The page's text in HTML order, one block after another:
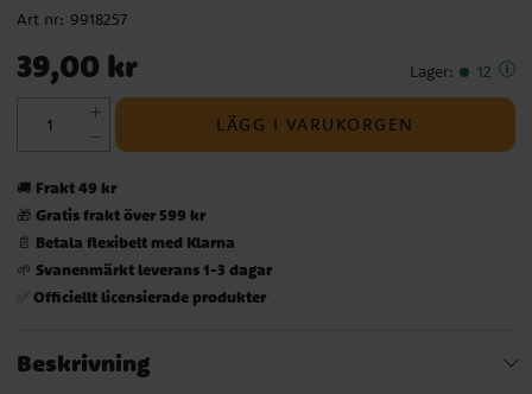
Art nr: 9918257
Pris: 39,00 kr
39,00 kr Lager: 12
LÄGG I VARUKORGEN
🚚 Frakt 49 kr
🎁 Gratis frakt över 599 kr
📄 Betala flexibelt med Klarna
🌱 Svanenmärkt leverans 1-3 dagar
✅ Officiellt licensierade produkter
Beskrivning